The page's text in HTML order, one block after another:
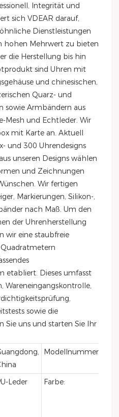
Integrität und
sich VDEAR darauf,
Dienstleistungen
hohen Mehrwert zu bieten
die Herstellung bis hin
sind Uhren mit
und chinesischen,
Quarz- und
sowie Armbändern aus
Mesh und Echtleder. Wir
mit Karte an. Aktuell
und 300 Uhrendesigns
unseren Designs wählen
und Zeichnungen
Wir fertigen
Markierungen, Silikon-,
nach Maß. Um den
der Uhrenherstellung
wir eine staubfreie
etabliert. Dieses umfasst
Wareneingangskontrolle,
sowie die
Sie uns und starten Sie Ihr
Modellnummer:
Leder Farbe: